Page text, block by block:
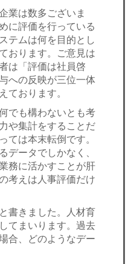
業は数多ございま
に評価を行っている
テムは何を目的とし
おります。ご意見は
は「評価は社員啓
への反映が三位一体
ております。
でも構わないとも考
や集計をすることだ
ては本末転倒です。
データでしかなく、
務に活かすことが肝
考えは人事評価だけ
書きました。人材育
てまいります。過去
合、どのようなデー